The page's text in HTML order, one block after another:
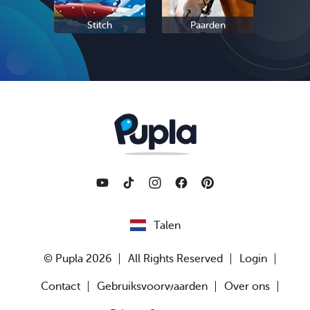
Stitch Paarden
Talen
© Pupla 2026 All Rights Reserved Login
Contact Gebruiksvoorwaarden Over ons